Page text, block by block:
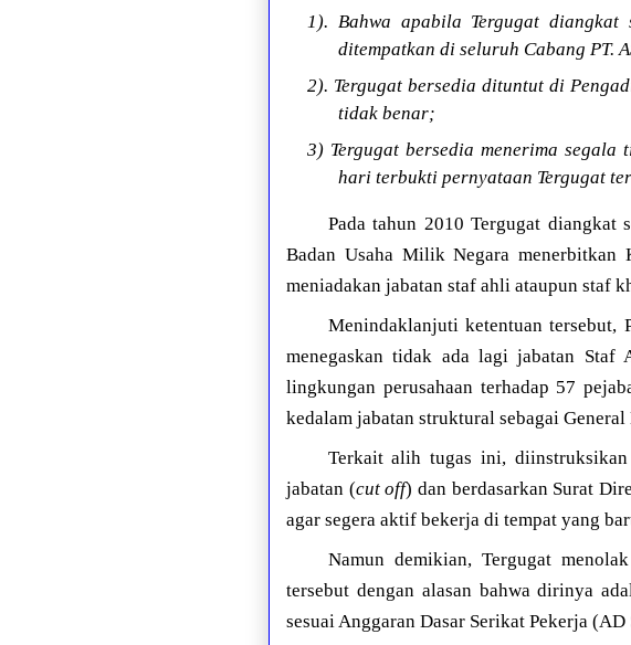
1). Bahwa apabila Tergugat diangkat
ditempatkan di seluruh Cabang PT.
2). Tergugat bersedia dituntut di
tidak benar;
3) Tergugat bersedia menerima
hari terbukti pernyataan Tergugat
Pada tahun 2010 Tergugat
Badan Usaha Milik Negara menerbitkan
meniadakan jabatan staf ahli ataupun staf
Menindaklanjuti ketentuan tersebut,
menegaskan tidak ada lagi jabatan
lingkungan perusahaan terhadap 57
kedalam jabatan struktural sebagai
Terkait alih tugas ini, diinstruksikan
jabatan (cut off) dan berdasarkan Surat
agar segera aktif bekerja di tempat yang
Namun demikian, Tergugat
tersebut dengan alasan bahwa dirinya
sesuai Anggaran Dasar Serikat Pekerja (AD